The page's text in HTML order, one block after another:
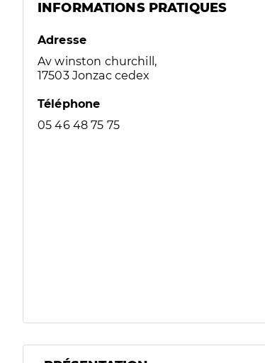
INFORMATIONS PRATIQUES
Adresse
Av winston churchill,
17503 Jonzac cedex
Téléphone
05 46 48 75 75